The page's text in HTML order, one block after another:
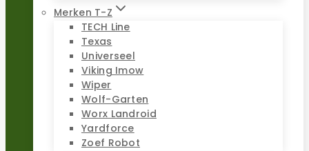
Merken T-Z
TECH Line
Texas
Universeel
Viking Imow
Wiper
Wolf-Garten
Worx Landroid
Yardforce
Zoef Robot